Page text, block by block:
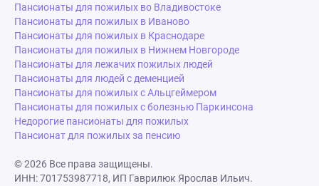
Пансионаты для пожилых во Владивостоке
Пансионаты для пожилых в Иваново
Пансионаты для пожилых в Краснодаре
Пансионаты для пожилых в Нижнем Новгороде
Пансионаты для лежачих пожилых людей
Пансионаты для людей с деменцией
Пансионаты для пожилых с Альцгеймером
Пансионаты для пожилых с болезнью Паркинсона
Недорогие пансионаты для пожилых
Пансионат для пожилых за пенсию
© 2026 Все права защищены.
ИНН: 701753987718, ИП Гаврилюк Ярослав Ильич.